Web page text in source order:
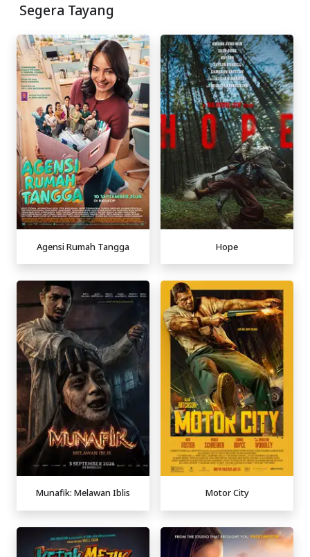
Segera Tayang
Agensi Rumah Tangga Hope
Munafik: Melawan Iblis Motor City